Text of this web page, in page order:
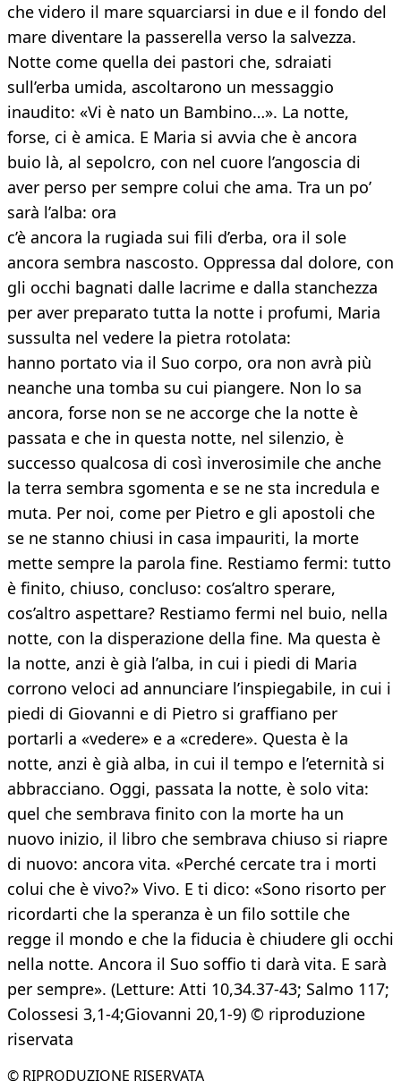
che videro il mare squarciarsi in due e il fondo del
mare diventare la passerella verso la salvezza.
Notte come quella dei pastori che, sdraiati
sull’erba umida, ascoltarono un messaggio
inaudito: «Vi è nato un Bambino…». La notte,
forse, ci è amica. E Maria si avvia che è ancora
buio là, al sepolcro, con nel cuore l’angoscia di
aver perso per sempre colui che ama. Tra un po’
sarà l’alba: ora
c’è ancora la rugiada sui fili d’erba, ora il sole
ancora sembra nascosto. Oppressa dal dolore, con
gli occhi bagnati dalle lacrime e dalla stanchezza
per aver preparato tutta la notte i profumi, Maria
sussulta nel vedere la pietra rotolata:
hanno portato via il Suo corpo, ora non avrà più
neanche una tomba su cui piangere. Non lo sa
ancora, forse non se ne accorge che la notte è
passata e che in questa notte, nel silenzio, è
successo qualcosa di così inverosimile che anche
la terra sembra sgomenta e se ne sta incredula e
muta. Per noi, come per Pietro e gli apostoli che
se ne stanno chiusi in casa impauriti, la morte
mette sempre la parola fine. Restiamo fermi: tutto
è finito, chiuso, concluso: cos’altro sperare,
cos’altro aspettare? Restiamo fermi nel buio, nella
notte, con la disperazione della fine. Ma questa è
la notte, anzi è già l’alba, in cui i piedi di Maria
corrono veloci ad annunciare l’inspiegabile, in cui i
piedi di Giovanni e di Pietro si graffiano per
portarli a «vedere» e a «credere». Questa è la
notte, anzi è già alba, in cui il tempo e l’eternità si
abbracciano. Oggi, passata la notte, è solo vita:
quel che sembrava finito con la morte ha un
nuovo inizio, il libro che sembrava chiuso si riapre
di nuovo: ancora vita. «Perché cercate tra i morti
colui che è vivo?» Vivo. E ti dico: «Sono risorto per
ricordarti che la speranza è un filo sottile che
regge il mondo e che la fiducia è chiudere gli occhi
nella notte. Ancora il Suo soffio ti darà vita. E sarà
per sempre». (Letture: Atti 10,34.37-43; Salmo 117;
Colossesi 3,1-4;Giovanni 20,1-9) © riproduzione
riservata
© RIPRODUZIONE RISERVATA